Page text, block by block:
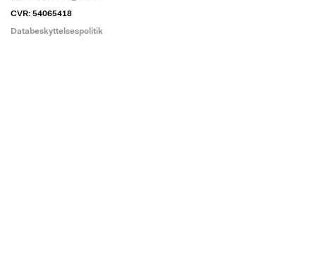
CVR: 54065418
Databeskyttelsespolitik